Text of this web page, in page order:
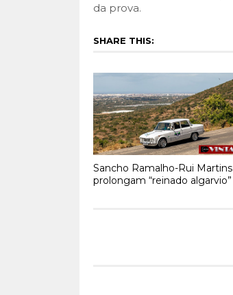
da prova.
SHARE THIS:
Sancho Ramalho-Rui Martins
prolongam “reinado algarvio”